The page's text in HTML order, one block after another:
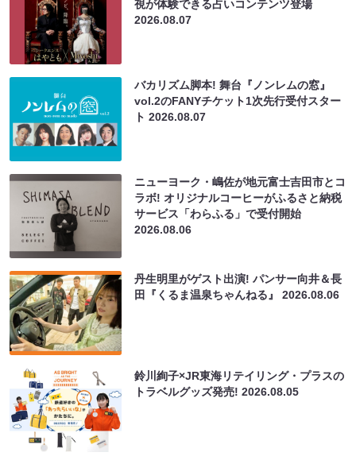
視が体験できる占いコンテンツ登場
2026.08.07
バカリズム脚本! 舞台『ノンレムの窓』
vol.2のFANYチケット1次先行受付スター
ト2026.08.07
ニューヨーク・嶋佐が地元富士吉田市とコ
ラボ! オリジナルコーヒーがふるさと納税
サービス「わらふる」で受付開始
2026.08.06
丹生明里がゲスト出演! パンサー向井＆長
田『くるま温泉ちゃんねる』2026.08.06
鈴川絢子×JR東海リテイリング・プラスの
トラベルグッズ発売!2026.08.05